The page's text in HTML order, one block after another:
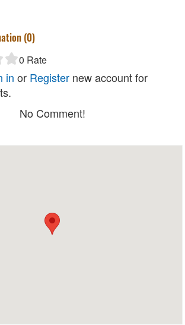
(0)
0 Rate
in or Register new account for
No Comment!